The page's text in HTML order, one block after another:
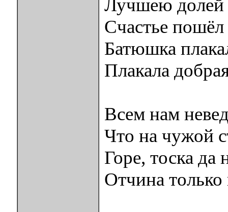
Лучшею
Счастье пошёл
Батюшка
Плакала
Всем нам
Что на чужой
Горе, тоска да
Отчина только